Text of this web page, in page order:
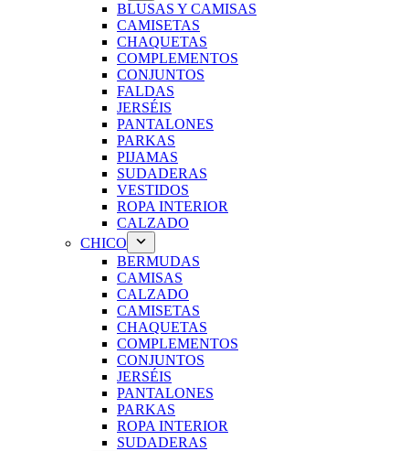
BLUSAS Y CAMISAS
CAMISETAS
CHAQUETAS
COMPLEMENTOS
CONJUNTOS
FALDAS
JERSÉIS
PANTALONES
PARKAS
PIJAMAS
SUDADERAS
VESTIDOS
ROPA INTERIOR
CALZADO
CHICO
BERMUDAS
CAMISAS
CALZADO
CAMISETAS
CHAQUETAS
COMPLEMENTOS
CONJUNTOS
JERSÉIS
PANTALONES
PARKAS
ROPA INTERIOR
SUDADERAS